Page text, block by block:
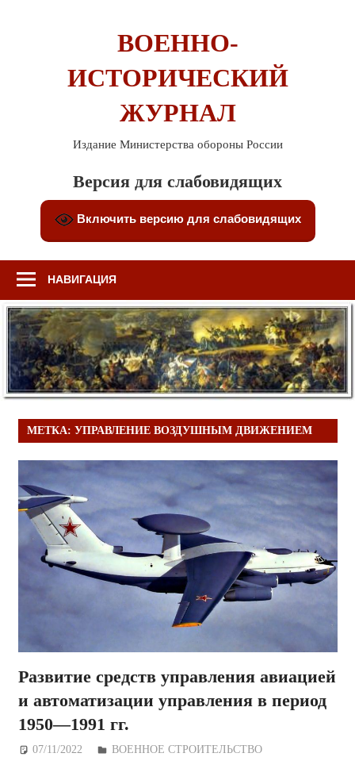
ВОЕННО-
ИСТОРИЧЕСКИЙ
ЖУРНАЛ
Издание Министерства обороны России
Версия для слабовидящих
Включить версию для слабовидящих
НАВИГАЦИЯ
МЕТКА: УПРАВЛЕНИЕ ВОЗДУШНЫМ ДВИЖЕНИЕМ
Развитие средств управления авиацией
и автоматизации управления в период
1950—1991 гг.
07/11/2022 Дежурный по Редакции
ВОЕННОЕ СТРОИТЕЛЬСТВО